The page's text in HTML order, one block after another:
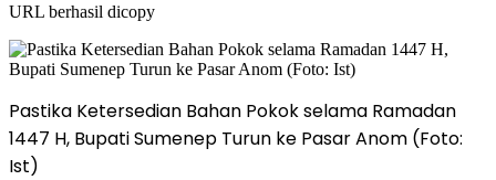
URL berhasil dicopy
Pastika Ketersedian Bahan Pokok selama Ramadan
1447 H, Bupati Sumenep Turun ke Pasar Anom (Foto:
Ist)